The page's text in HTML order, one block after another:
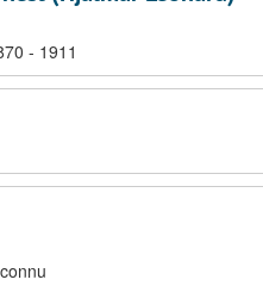
- 1911